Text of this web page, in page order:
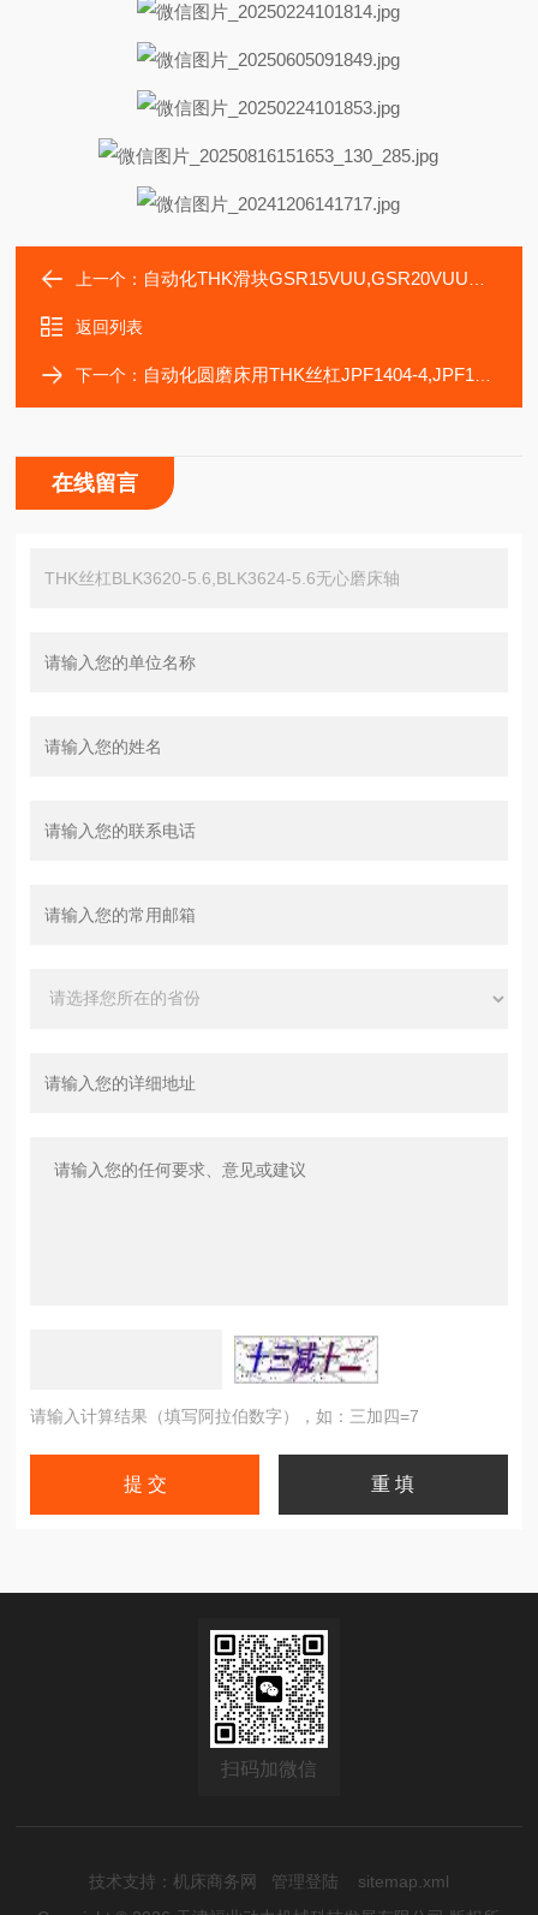
上一个： 自动化THK滑块GSR15VUU,GSR20VUU云南普车加工
返回列表
下一个： 自动化圆磨床用THK丝杠JPF1404-4,JPF1605,JPF200
在线留言
请输入计算结果（填写阿拉伯数字），如：三加四=7
扫码加微信
技术支持： 机床商务网 管理登陆
sitemap.xml